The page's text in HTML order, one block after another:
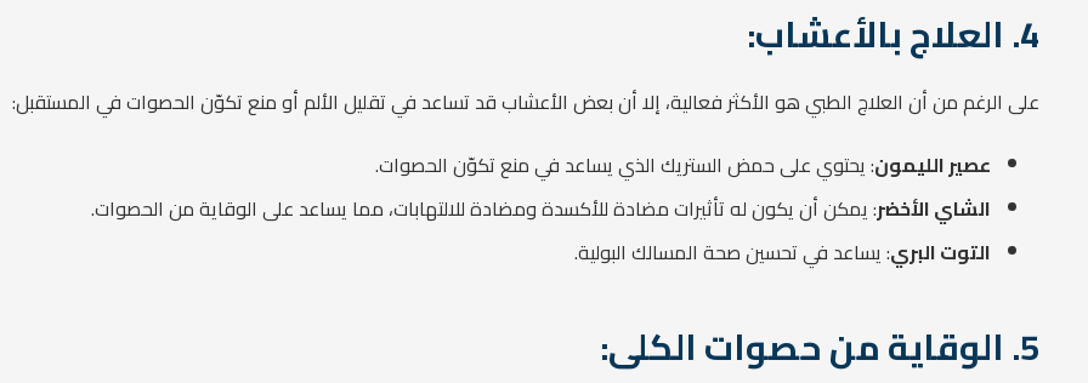
4. العلاج بالأعشاب:
على الرغم من أن العلاج الطبي هو الأكثر فعالية، إلا أن بعض الأعشاب قد تساعد في تقليل الألم أو منع تكوّن الحصوات في المستقبل:
عصير الليمون: يحتوي على حمض الستريك الذي يساعد في منع تكوّن الحصوات.
الشاي الأخضر: يمكن أن يكون له تأثيرات مضادة للأكسدة ومضادة للالتهابات، مما يساعد على الوقاية من الحصوات.
التوت البري: يساعد في تحسين صحة المسالك البولية.
5. الوقاية من حصوات الكلى: